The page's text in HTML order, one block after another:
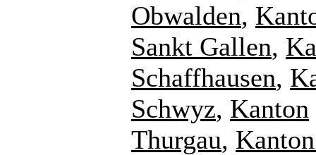
Obwalden,
Sankt Gallen,
Schaffhausen,
Schwyz, Kanton
Thurgau,